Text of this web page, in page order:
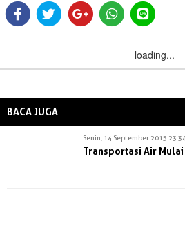
loading...
BACA JUGA
Senin, 14 September 2015 23:34
Transportasi Air